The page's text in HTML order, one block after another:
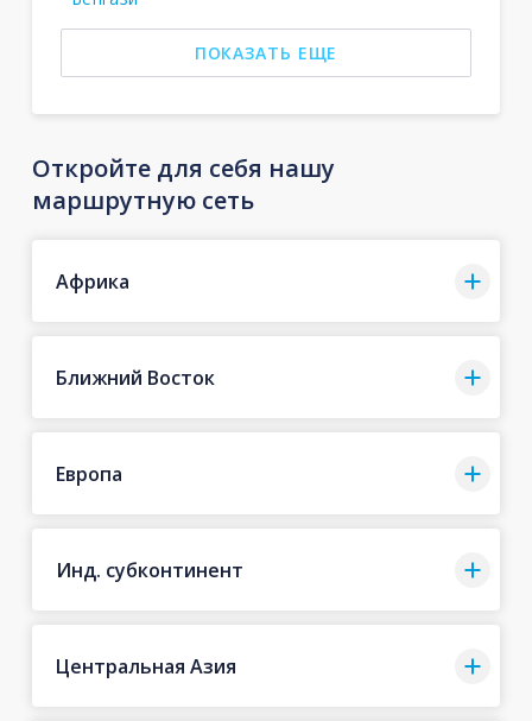
ПОКАЗАТЬ ЕЩЕ
Откройте для себя нашу
маршрутную сеть
Африка
Ближний Восток
Европа
Инд. субконтинент
Центральная Азия